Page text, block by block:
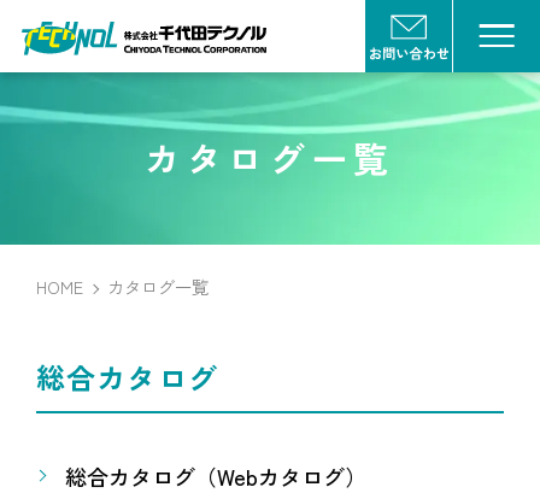
カタログ一覧
HOME カタログ一覧
総合カタログ
総合カタログ（Webカタログ）